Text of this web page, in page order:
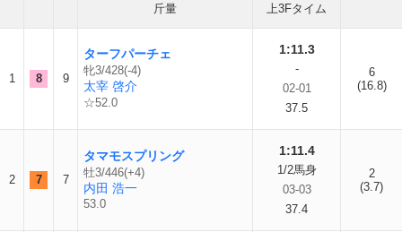
斤量
上3Fタイム
1 8 9
ターフパーチェ
牝3/428(-4)
太宰 啓介
☆52.0
1:11.3
-
02-01
37.5
6
(16.8)
2 7 7
タマモスプリング
牡3/446(+4)
内田 浩一
53.0
1:11.4
1/2馬身
03-03
37.4
2
(3.7)